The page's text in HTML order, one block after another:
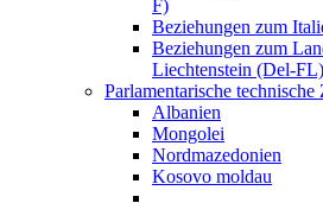
F)
Beziehungen zum
Beziehungen zum
Liechtenstein (Del-FL)
Parlamentarische technische
Albanien
Mongolei
Nordmazedonien
Kosovo moldau